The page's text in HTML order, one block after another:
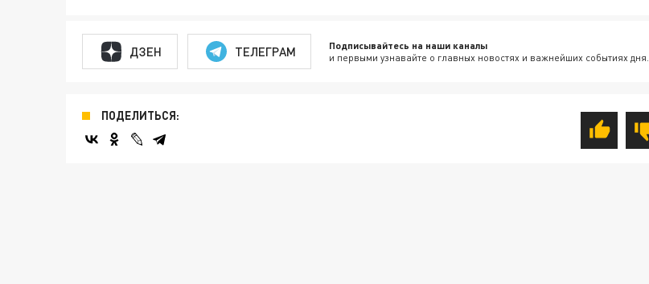
ДЗЕН ТЕЛЕГРАМ Подписывайтесь на наши каналы
и первыми узнавайте о главных новостях и важнейших событиях дня.
ПОДЕЛИТЬСЯ: